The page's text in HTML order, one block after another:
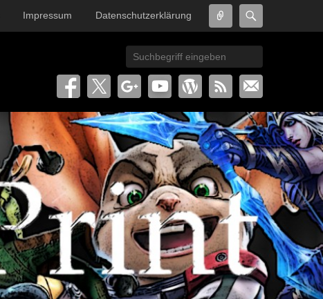
Connect
Impressum Datenschutzerklärung
Search